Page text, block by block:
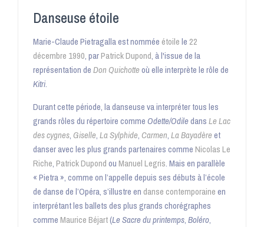
Danseuse étoile
Marie-Claude Pietragalla est nommée étoilele 22
décembre 1990, parPatrick Dupond, à l'issue de la
représentation deDon Quichotteoù elle interprète le rôle de
Kitri.
Durant cette période, la danseuse va interpréter tous les
grands rôles du répertoire comme Odette/OdiledansLe Lac
des cygnes, Giselle,La Sylphide, Carmen,La Bayadèreet
danser avec les plus grands partenaires comme Nicolas Le
Riche, Patrick Dupondou Manuel Legris. Mais en parallèle
« Pietra », comme on l’appelle depuis ses débuts à l’école
de danse de l’Opéra, s’illustre en danse contemporaineen
interprétant les ballets des plus grands chorégraphes
comme Maurice Béjart(Le Sacre du printemps,Boléro,